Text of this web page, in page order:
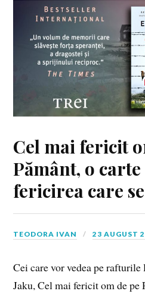
Cel mai fericit
Pământ, o
fericirea care
TEODORA IVAN 23 AUGUST
Cei care vor vedea pe
Jaku, Cel mai fericit om de pe